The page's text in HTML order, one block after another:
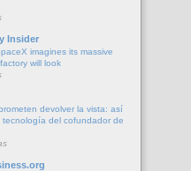
Insider
imagines its massive
will look
devolver la vista: así
tecnología del cofundador de